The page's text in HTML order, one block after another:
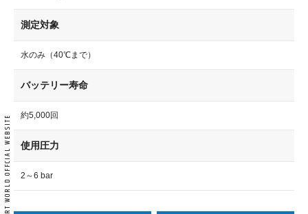
測定対象
水のみ（40℃まで）
バッテリー寿命
約5,000回
使用圧力
2～6 bar